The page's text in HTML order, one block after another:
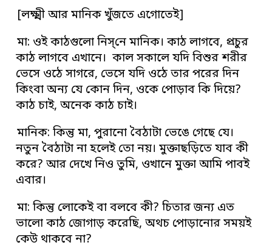
[লক্ষ্মী আর মানিক খুঁজতে এগোতেই]
মা: ওই কাঠগুলো নিস্‌নে মানিক। কাঠ লাগবে, প্রচুর
কাঠ লাগবে এখানে। কাল সকালে যদি বিশুর শরীর
ভেসে ওঠে সাগরে, ভেসে যদি ওঠে তার পরের দিন
কিংবা অন্য যে কোন দিন, ওকে পোড়াব কি দিয়ে?
কাঠ চাই, অনেক কাঠ চাই।
মানিক: কিন্তু মা, পুরানো বৈঠাটা ভেঙে গেছে যে।
নতুন বৈঠাটা না হলেই তো নয়। মুক্তাছড়িতে যাব কী
করে? আর দেখে নিও তুমি, ওখানে মুক্তা আমি পাবই
এবার।
মা: কিন্তু লোকেই বা বলবে কী? চিতার জন্য এত
ভালো কাঠ জোগাড় করেছি, অথচ পোড়ানোর সময়ই
কেউ থাকবে না?